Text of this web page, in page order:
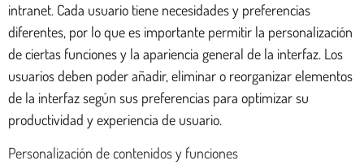
intranet. Cada usuario tiene necesidades y preferencias
diferentes, por lo que es importante permitir la personalización
de ciertas funciones y la apariencia general de la interfaz. Los
usuarios deben poder añadir, eliminar o reorganizar elementos
de la interfaz según sus preferencias para optimizar su
productividad y experiencia de usuario.
Personalización de contenidos y funciones